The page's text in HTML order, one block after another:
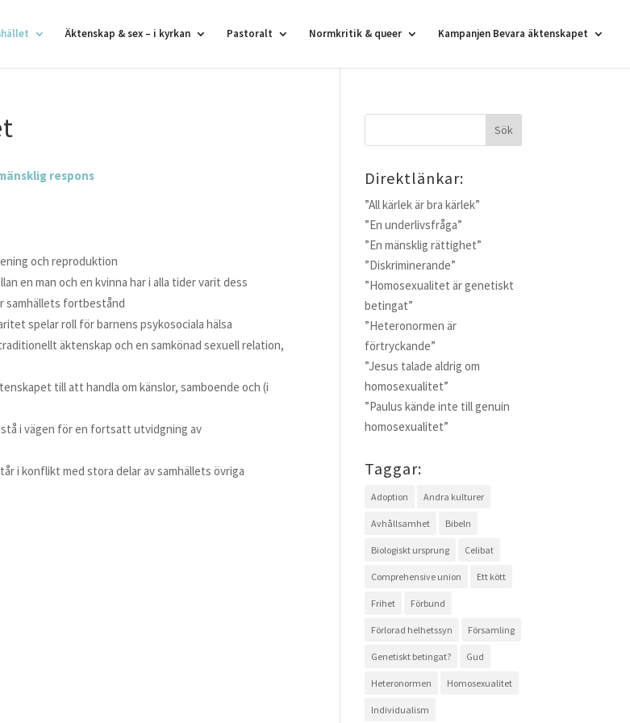
Äktenskap & sex – i kyrkan Pastoralt Normkritik & queer Kampanjen Bevara äktenskapet
respons
och reproduktion
en man och en kvinna har i alla tider varit dess
samhällets fortbestånd
spelar roll för barnens psykosociala hälsa
äktenskap och en samkönad sexuell relation,
till att handla om känslor, samboende och (i
i vägen för en fortsatt utvidgning av
i konflikt med stora delar av samhällets övriga
Direktlänkar:
”All kärlek är bra kärlek”
”En underlivsfråga”
”En mänsklig rättighet”
”Diskriminerande”
”Homosexualitet är genetiskt
betingat”
”Heteronormen är
förtryckande”
”Jesus talade aldrig om
homosexualitet”
”Paulus kände inte till genuin
homosexualitet”
Taggar:
Adoption Andra kulturer
Avhållsamhet Bibeln
Biologiskt ursprung Celibat
Comprehensive union Ett kött
Frihet Förbund
Förlorad helhetssyn Församling
Genetiskt betingat? Gud
Heteronormen Homosexualitet
Individualism